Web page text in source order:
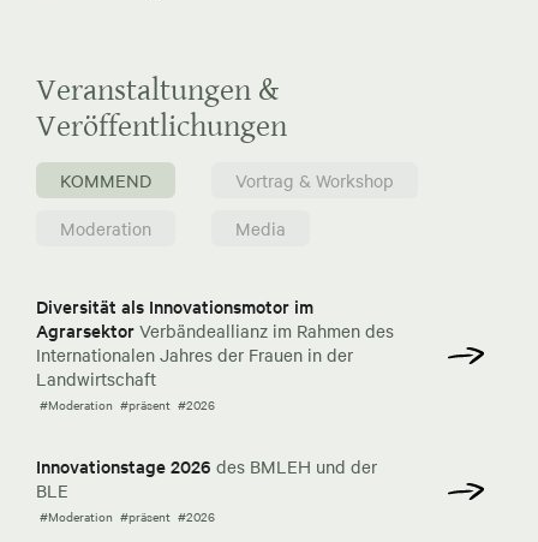
Veranstaltungen &
Veröffentlichungen
KOMMEND
Vortrag & Workshop
Moderation
Media
Diversität als Innovationsmotor im
Agrarsektor Verbändeallianz im Rahmen des
Internationalen Jahres der Frauen in der
Landwirtschaft
#Moderation #präsent #2026
Innovationstage 2026 des BMLEH und der
BLE
#Moderation #präsent #2026